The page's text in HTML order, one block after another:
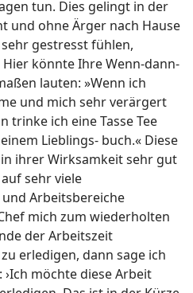
tun. Dies gelingt in der
und ohne Ärger nach Hause
gestresst fühlen,
könnte Ihre Wenn-dann-
lauten: »Wenn ich
und mich sehr verärgert
trinke ich eine Tasse Tee
Lieblings- buch.« Diese
ihrer Wirksamkeit sehr gut
sehr viele
Arbeitsbereiche
mich zum wiederholten
der Arbeitszeit
erledigen, dann sage ich
möchte diese Arbeit